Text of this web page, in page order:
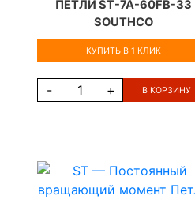
ПЕТЛИ ST-7A-60FB-33
SOUTHCO
КУПИТЬ В 1 КЛИК
- + В КОРЗИНУ